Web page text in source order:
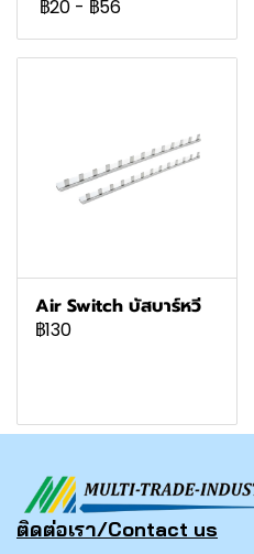
฿20 - ฿56
Air Switch บัสบาร์หวี
฿130
ติดต่อเรา/Contact us